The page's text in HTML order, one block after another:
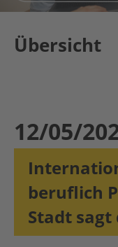
Übersicht
beruflich
Stadt sagt
12/05/